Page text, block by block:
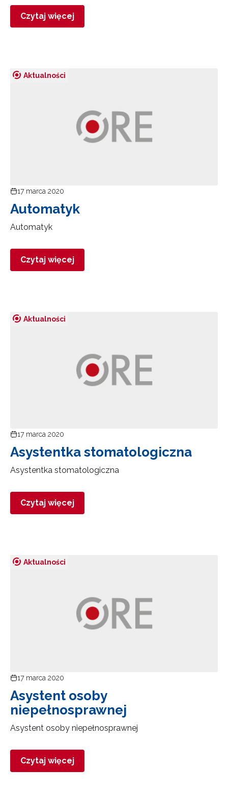
Czytaj więcej
Aktualności
17 marca 2020
Automatyk
Automatyk
Czytaj więcej
Aktualności
17 marca 2020
Asystentka stomatologiczna
Asystentka stomatologiczna
Czytaj więcej
Aktualności
17 marca 2020
Asystent osoby
niepełnosprawnej
Asystent osoby niepełnosprawnej
Czytaj więcej